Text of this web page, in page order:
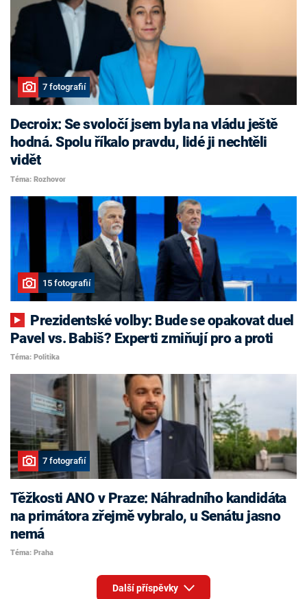
7 fotografií
Decroix: Se svoločí jsem byla na vládu ještě
hodná. Spolu říkalo pravdu, lidé ji nechtěli
vidět
Téma: Rozhovor
15 fotografií
Pavel vs. Babiš? Experti zmiňují pro a proti
Téma: Politika
7 fotografií
Těžkosti ANO v Praze: Náhradního kandidáta
na primátora zřejmě vybralo, u Senátu jasno
nemá
Téma: Praha
Další příspěvky